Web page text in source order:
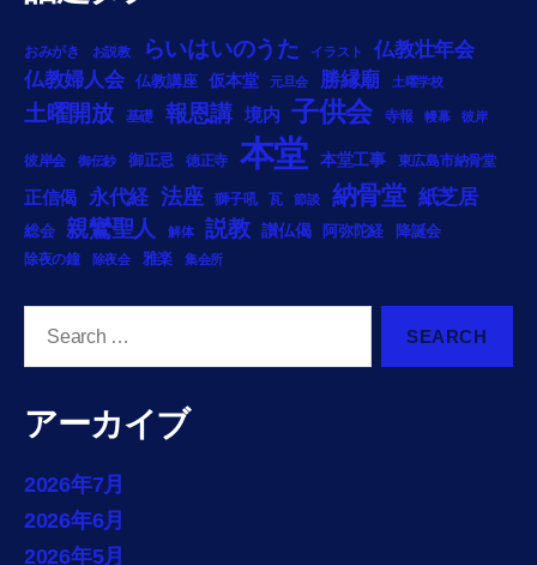
おみがき お説教 らいはいのうた イラスト
仏教壮年会
仏教婦人会
仏教講座 仮本堂 元旦会 勝縁廟 土曜学校
土曜開放 基礎 報恩講 境内 子供会 寺報 幔幕 彼岸
彼岸会 御伝鈔 御正忌 徳正寺 本堂 本堂工事 東広島市納骨堂
正信偈 永代経 法座 獅子吼 瓦 節談 納骨堂 紙芝居
総会 親鸞聖人 解体 説教 讃仏偈 阿弥陀経 降誕会
除夜の鐘 除夜会 雅楽 集会所
アーカイブ
2026年7月
2026年6月
2026年5月